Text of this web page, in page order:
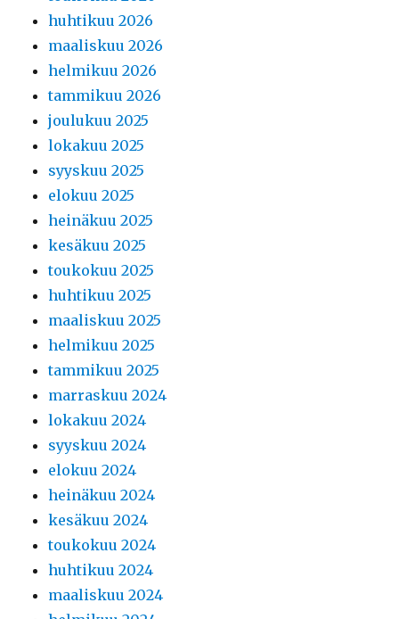
huhtikuu 2026
maaliskuu 2026
helmikuu 2026
tammikuu 2026
joulukuu 2025
lokakuu 2025
syyskuu 2025
elokuu 2025
heinäkuu 2025
kesäkuu 2025
toukokuu 2025
huhtikuu 2025
maaliskuu 2025
helmikuu 2025
tammikuu 2025
marraskuu 2024
lokakuu 2024
syyskuu 2024
elokuu 2024
heinäkuu 2024
kesäkuu 2024
toukokuu 2024
huhtikuu 2024
maaliskuu 2024